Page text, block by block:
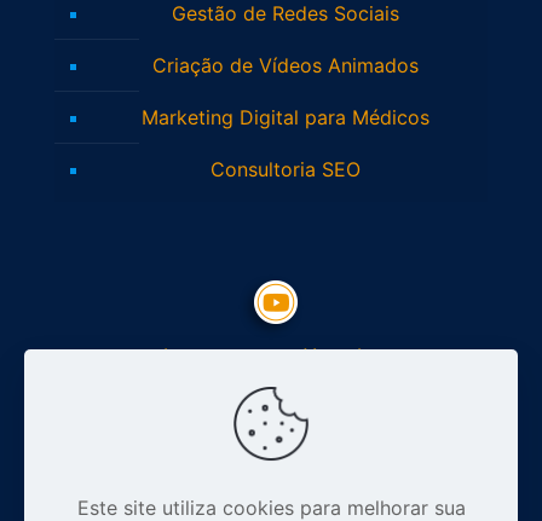
Gestão de Redes Sociais
Criação de Vídeos Animados
Marketing Digital para Médicos
Consultoria SEO
Inscreva-se no Youtube
Este site utiliza cookies para melhorar sua